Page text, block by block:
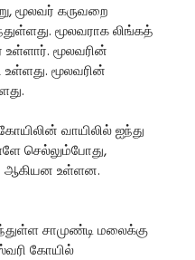
மூலவர் கருவறை
மூலவராக லிங்கத்
உள்ளார். மூலவரின்
உள்ளது. மூலவரின்
வாயிலில் ஐந்து
செல்லும்போது,
ஆகியன உள்ளன.
சாமுண்டி மலைக்கு
கோயில்